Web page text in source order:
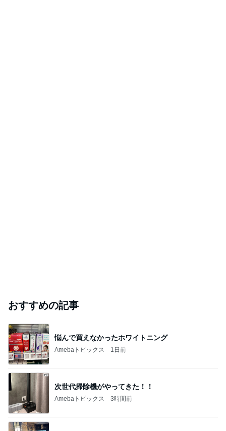
おすすめの記事
悩んで買えなかったホワイトニング
Amebaトピックス 1日前
次世代掃除機がやってきた！！
Amebaトピックス 3時間前